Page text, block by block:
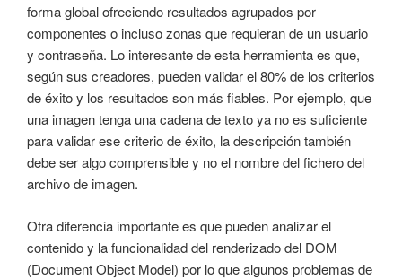
forma global ofreciendo resultados agrupados por
componentes o incluso zonas que requieran de un usuario
y contraseña. Lo interesante de esta herramienta es que,
según sus creadores, pueden validar el 80% de los criterios
de éxito y los resultados son más fiables. Por ejemplo, que
una imagen tenga una cadena de texto ya no es suficiente
para validar ese criterio de éxito, la descripción también
debe ser algo comprensible y no el nombre del fichero del
archivo de imagen.
Otra diferencia importante es que pueden analizar el
contenido y la funcionalidad del renderizado del DOM
(Document Object Model) por lo que algunos problemas de